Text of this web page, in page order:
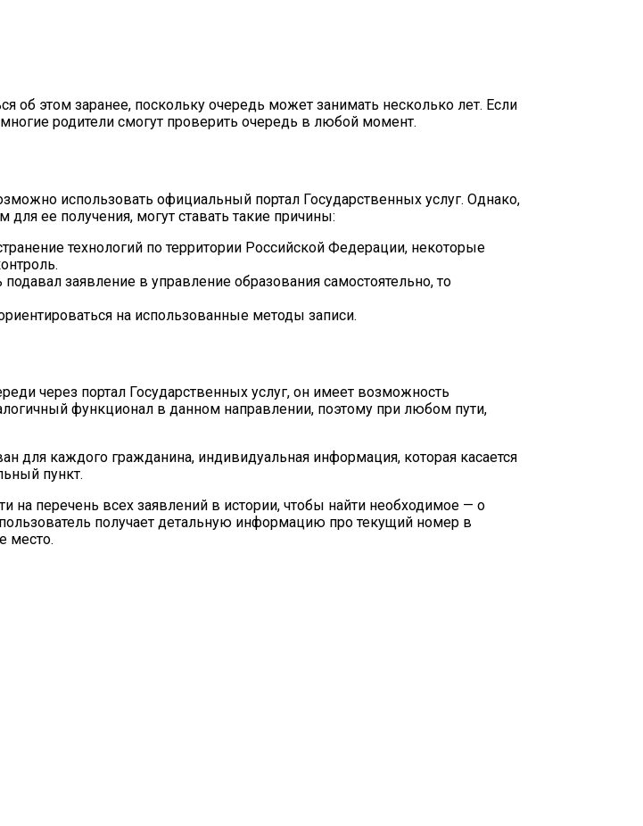
об этом заранее, поскольку очередь может занимать несколько лет. Если
многие родители смогут проверить очередь в любой момент.
использовать официальный портал Государственных услуг. Однако,
ее получения, могут ставать такие причины:
технологий по территории Российской Федерации, некоторые
заявление в управление образования самостоятельно, то
на использованные методы записи.
через портал Государственных услуг, он имеет возможность
функционал в данном направлении, поэтому при любом пути,
для каждого гражданина, индивидуальная информация, которая касается
пункт.
на перечень всех заявлений в истории, чтобы найти необходимое — о
получает детальную информацию про текущий номер в
место.